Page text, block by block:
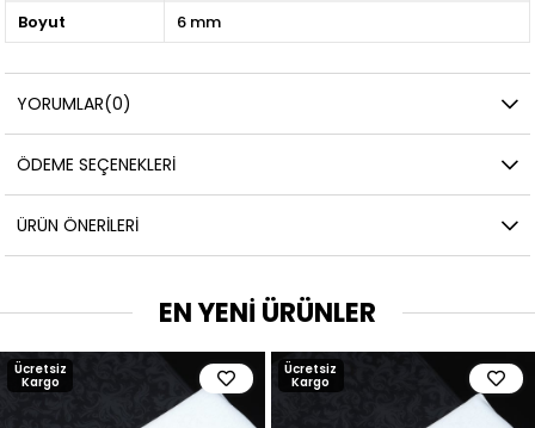
Boyut
6 mm
YORUMLAR(0)
ÖDEME SEÇENEKLERI
ÜRÜN ÖNERILERI
EN YENİ ÜRÜNLER
Ücretsiz
Kargo
Ücretsiz
Kargo